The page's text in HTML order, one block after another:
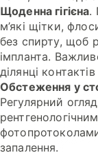
Щоденна гігієна.
м’які щітки,
без спирту, щоб
імпланта.
ділянці
Обстеження у
Регулярний
запалення.